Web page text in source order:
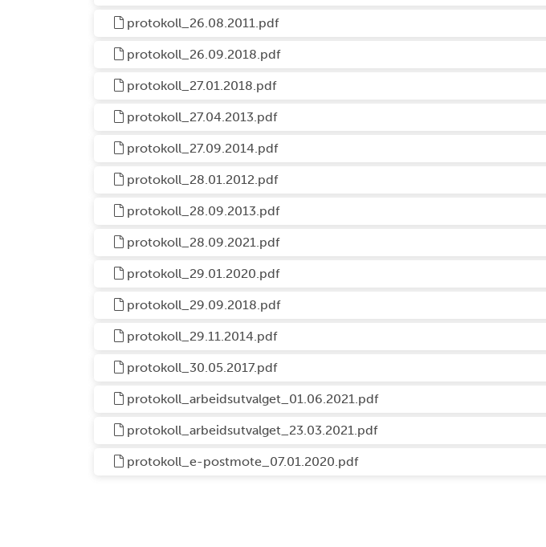
protokoll_26.08.2011.pdf
protokoll_26.09.2018.pdf
protokoll_27.01.2018.pdf
protokoll_27.04.2013.pdf
protokoll_27.09.2014.pdf
protokoll_28.01.2012.pdf
protokoll_28.09.2013.pdf
protokoll_28.09.2021.pdf
protokoll_29.01.2020.pdf
protokoll_29.09.2018.pdf
protokoll_29.11.2014.pdf
protokoll_30.05.2017.pdf
protokoll_arbeidsutvalget_01.06.2021.pdf
protokoll_arbeidsutvalget_23.03.2021.pdf
protokoll_e-postmote_07.01.2020.pdf